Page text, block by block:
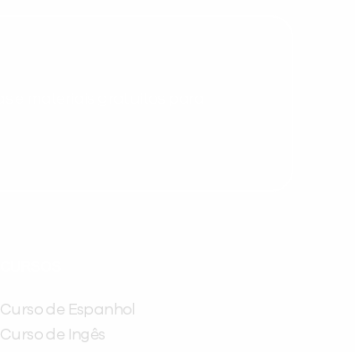
Curso de Espanhol
Curso de Ingês